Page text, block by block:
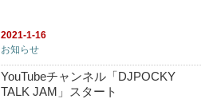
2021-1-16
お知らせ
YouTubeチャンネル「DJPOCKY
TALK JAM」スタート